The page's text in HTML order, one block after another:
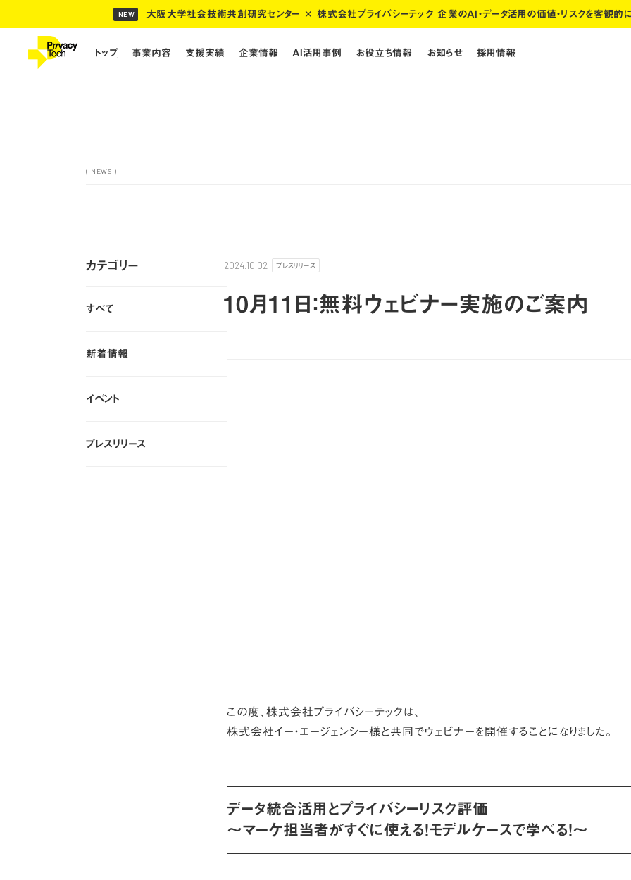
NEW
大阪大学社会技術共創研究センター ✕ 株式会社プライバシーテック 企業のAI・データ活用の価値・リスクを客観
トップ
トップ 事業内容
事業内容 支援実績
支援実績 企業情報
企業情報 AI活用事例
AI活用事例 お役立ち情報
お役立ち情報 お知らせ
お知らせ 採用情報
採用情報
( NEWS )
カテゴリー
すべて
すべて
新着情報
新着情報
イベント
イベント
プレスリリース
プレスリリース
2024.10.02 プレスリリース
10月11日：無料ウェビナー実施のご案内
この度、株式会社プライバシーテックは、
株式会社イー・エージェンシー様と共同でウェビナーを開催することになりました。
データ統合活用とプライバシーリスク評価
～マーケ担当者がすぐに使える！モデルケースで学べる！～